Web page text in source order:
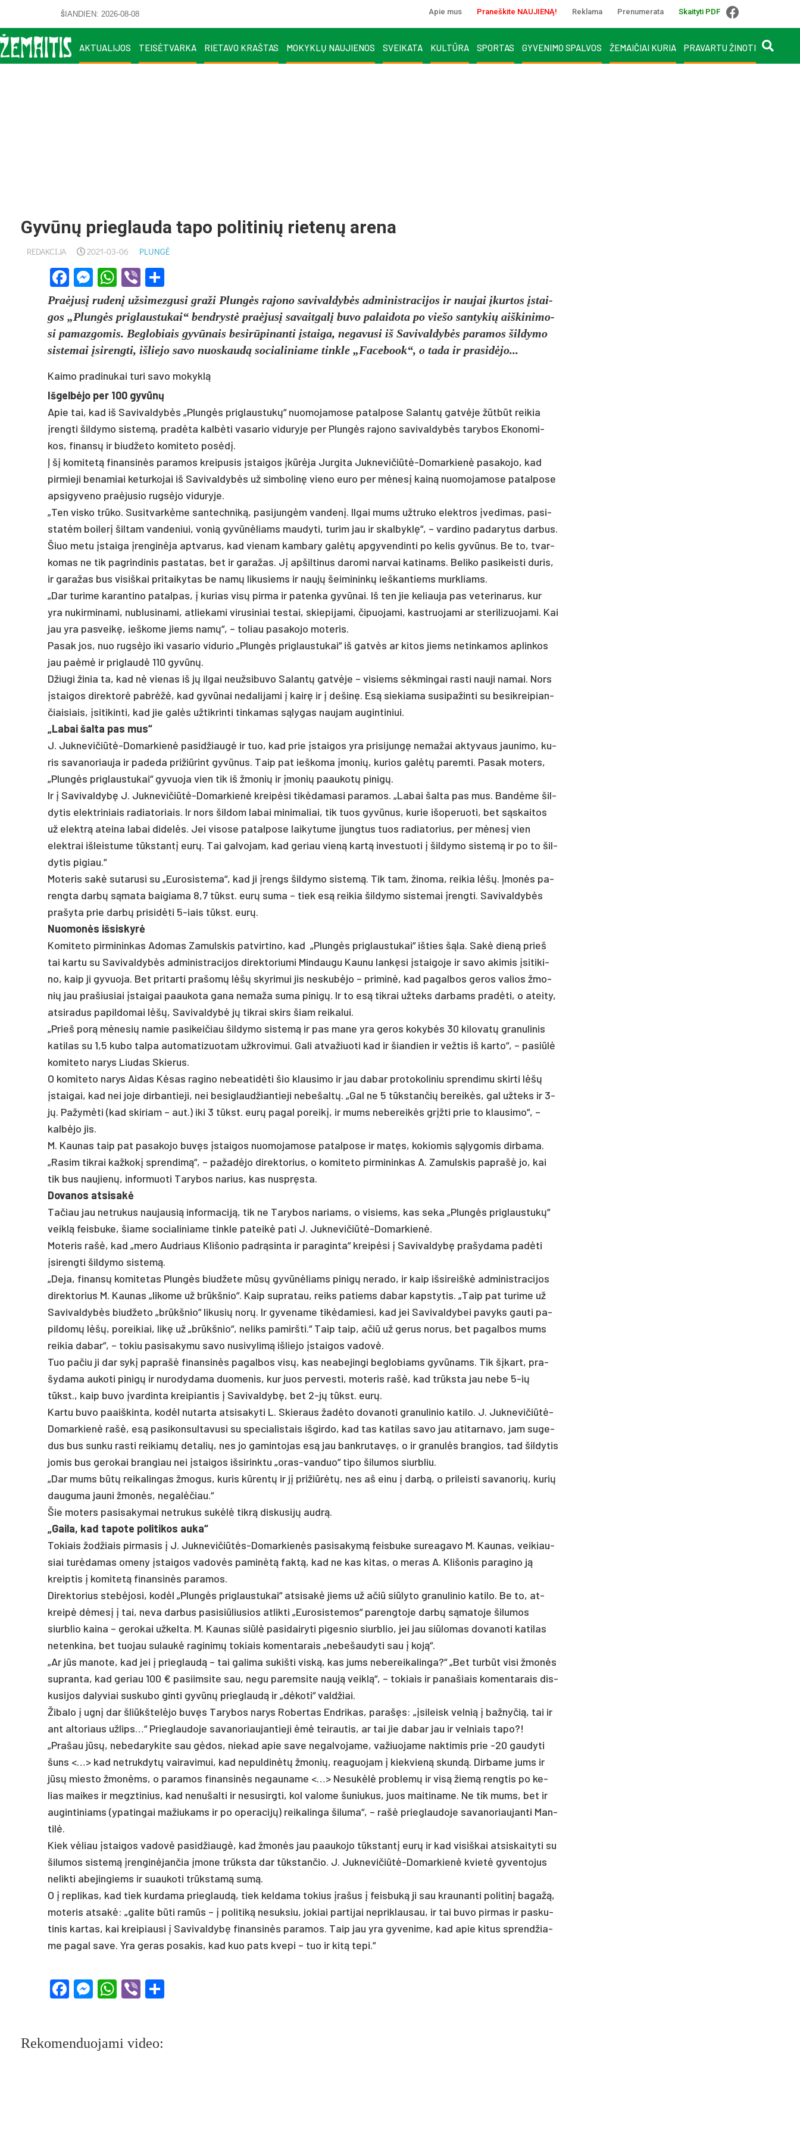
ŠIANDIEN: 2026-08-08 Apie mus Praneškite NAUJIENĄ! Reklama Prenumerata Skaityti PDF
AKTUALIJOS TEISĖTVARKA RIETAVO KRAŠTAS MOKYKLŲ NAUJIENOS SVEIKATA KULTŪRA SPORTAS GYVENIMO SPALVOS ŽEMAIČIAI KURIA PRAVARTU ŽINOTI
Gyvūnų prieglauda tapo politinių rietenų arena
REDAKCIJA 2021-03-06 PLUNGĖ
Facebook
Messenger
WhatsApp
Viber
Praė­jusį ru­denį už­si­mez­gu­si gra­ži Plungės ra­jo­no sa­vi­val­dybės ad­mi­nist­ra­ci­jos ir nau­jai įkur­tos įstai­
gos „Plungės pri­glaus­tu­kai“ bend­rystė pra­ėjusį sa­vait­galį bu­vo pa­lai­do­ta po vie­šo san­ty­kių aiš­ki­ni­mo­
si pa­maz­go­mis. Beg­lo­biais gyvū­nais be­si­rūpi­nan­ti įstai­ga, ne­ga­vu­si iš Sa­vi­val­dybės pa­ra­mos šil­dy­mo
sis­te­mai įsi­reng­ti, iš­lie­jo sa­vo nuo­skaudą so­cia­li­nia­me tink­le „Fa­ce­book“, o ta­da ir pra­si­dėjo...
Kaimo pradinukai turi savo mokyklą
Iš­gelbė­jo per 100 gyvūnų
Apie tai, kad iš Sa­vi­val­dybės „Plungės pri­glaus­tukų“ nuo­mo­ja­mo­se pa­tal­po­se Sa­lantų gatvė­je žūtbūt rei­kia
įreng­ti šil­dy­mo sis­temą, pra­dėta kalbė­ti va­sa­rio vi­du­ry­je per Plungės ra­jo­no sa­vi­val­dybės ta­ry­bos Eko­no­mi­
kos, fi­nansų ir biud­že­to ko­mi­te­to po­sėdį.
Į šį ko­mi­tetą fi­nan­sinės pa­ra­mos krei­pu­sis įstai­gos įkūrėja Jur­gi­ta Juk­ne­vi­čiūtė-Do­mar­kienė pa­sa­ko­jo, kad
pir­mie­ji be­na­miai ke­tur­ko­jai iš Sa­vi­val­dybės už sim­bo­linę vie­no eu­ro per mėnesį kainą nuo­mo­ja­mo­se pa­tal­po­se
ap­si­gy­ve­no pra­ėju­sio rugsė­jo vi­du­ry­je.
„Ten vis­ko trūko. Su­sit­varkė­me san­tech­niką, pa­si­jungėm van­denį. Il­gai mums užt­ru­ko elekt­ros įve­di­mas, pa­si­
statėm boi­lerį šil­tam van­de­niui, vo­nią gyvūnė­liams mau­dy­ti, tu­rim jau ir skal­byklę“, – var­di­no pa­da­ry­tus dar­bus.
Šiuo me­tu įstai­ga įren­ginė­ja ap­tva­rus, kad vie­nam kam­ba­ry galėtų ap­gy­ven­din­ti po ke­lis gyvū­nus. Be to, tvar­
ko­mas ne tik pa­grin­di­nis pa­sta­tas, bet ir ga­ra­žas. Jį ap­šil­ti­nus da­ro­mi nar­vai ka­ti­nams. Be­li­ko pa­si­keis­ti du­ris,
ir ga­ra­žas bus vi­siš­kai pri­tai­ky­tas be namų li­ku­siems ir naujų šei­mi­ninkų ieš­kan­tiems murk­liams.
„Dar tu­ri­me ka­ran­ti­no pa­tal­pas, į ku­rias visų pir­ma ir pa­ten­ka gyvū­nai. Iš ten jie ke­liau­ja pas ve­te­ri­na­rus, kur
yra nu­kir­mi­na­mi, nu­blu­si­na­mi, at­lie­ka­mi vi­ru­si­niai tes­tai, skie­pi­ja­mi, či­puo­ja­mi, kast­ruo­ja­mi ar ste­ri­li­zuo­ja­mi. Kai
jau yra pa­sveikę, ieš­ko­me jiems namų“, – to­liau pa­sa­ko­jo mo­te­ris.
Pa­sak jos, nuo rugsė­jo iki va­sa­rio vi­du­rio „Plungės pri­glaus­tu­kai“ iš gatvės ar ki­tos jiems ne­tin­ka­mos ap­lin­kos
jau pa­ėmė ir pri­glaudė 110 gyvūnų.
Džiu­gi ži­nia ta, kad nė vie­nas iš jų il­gai neuž­si­bu­vo Sa­lantų gatvė­je – vi­siems sėkmin­gai ras­ti nau­ji na­mai. Nors
įstai­gos di­rek­torė pa­brėžė, kad gyvū­nai ne­da­li­ja­mi į kairę ir į de­šinę. Esą sie­kia­ma su­si­pa­žin­ti su be­si­krei­pian­
čiai­siais, įsi­ti­kin­ti, kad jie galės už­tik­rin­ti tin­ka­mas sąly­gas nau­jam au­gin­ti­niui.
„La­bai šal­ta pas mus“
J. Juk­ne­vi­čiūtė-Do­mar­kienė pa­si­džiaugė ir tuo, kad prie įstai­gos yra pri­si­jungę ne­ma­žai ak­ty­vaus jau­ni­mo, ku­
ris sa­va­no­riau­ja ir pa­de­da pri­žiū­rint gyvū­nus. Taip pat ieš­ko­ma įmo­nių, ku­rios galėtų pa­rem­ti. Pa­sak mo­ters,
„Plungės pri­glaus­tu­kai“ gy­vuo­ja vien tik iš žmo­nių ir įmo­nių paau­kotų pi­nigų.
Ir į Sa­vi­val­dybę J. Juk­ne­vi­čiūtė-Do­mar­kienė kreipė­si tikė­da­ma­si pa­ra­mos. „La­bai šal­ta pas mus. Bandė­me šil­
dy­tis elekt­ri­niais ra­dia­to­riais. Ir nors šil­dom la­bai mi­ni­ma­liai, tik tuos gyvū­nus, ku­rie išo­pe­ruo­ti, bet sąskai­tos
už elektrą atei­na la­bai di­delės. Jei vi­so­se pa­tal­po­se lai­ky­tu­me įjung­tus tuos ra­dia­to­rius, per mėnesį vien
elekt­rai iš­leis­tu­me tūkstantį eurų. Tai gal­vo­jam, kad ge­riau vieną kartą in­ves­tuo­ti į šil­dy­mo sis­temą ir po to šil­
dy­tis pi­giau.“
Mo­te­ris sakė su­ta­ru­si su „Eu­ro­sis­te­ma“, kad ji įrengs šil­dy­mo sis­temą. Tik tam, ži­no­ma, rei­kia lėšų. Įmonės pa­
reng­ta darbų sąma­ta bai­gia­ma 8,7 tūkst. eurų su­ma – tiek esą rei­kia šil­dy­mo sis­te­mai įreng­ti. Sa­vi­val­dybės
pra­šy­ta prie darbų pri­si­dėti 5-iais tūkst. eurų.
Nuo­monės iš­sis­kyrė
Ko­mi­te­to pir­mi­nin­kas Ado­mas Za­muls­kis pa­tvir­ti­no, kad „Plungės pri­glaus­tu­kai“ iš­ties šąla. Sakė dieną prie­š
tai kar­tu su Sa­vi­val­dybės ad­mi­nist­ra­ci­jos di­rek­to­riu­mi Min­dau­gu Kau­nu lankę­si įstai­go­je ir sa­vo aki­mis įsi­ti­ki­
no, kaip ji gy­vuo­ja. Bet pri­tar­ti pra­šomų lėšų sky­ri­mui jis ne­skubė­jo – pri­minė, kad pa­gal­bos ge­ros va­lios žmo­
nių jau pra­šiu­siai įstai­gai paau­ko­ta ga­na ne­ma­ža su­ma pi­nigų. Ir to esą tik­rai už­teks dar­bams pra­dėti, o atei­ty,
at­si­ra­dus pa­pil­do­mai lėšų, Sa­vi­val­dybė jų tik­rai skirs šiam rei­ka­lui.
„Prieš po­rą mėne­sių na­mie pa­si­kei­čiau šil­dy­mo sis­temą ir pas ma­ne yra ge­ros ko­kybės 30 ki­lo­vatų gra­nu­li­nis
ka­ti­las su 1,5 ku­bo tal­pa au­to­ma­ti­zuo­tam užk­ro­vi­mui. Ga­li at­va­žiuo­ti kad ir šian­dien ir vež­tis iš kar­to“, – pa­si­ūlė
ko­mi­te­to na­rys Liu­das Skie­rus.
O ko­mi­te­to na­rys Ai­das Kėsas ra­gi­no ne­bea­tidė­ti šio klau­si­mo ir jau da­bar pro­to­ko­li­niu spren­di­mu skir­ti lėšų
įstai­gai, kad nei jo­je dir­ban­tie­ji, nei be­si­glaud­žian­tie­ji ne­be­šaltų. „Gal ne 5 tūkstan­čių be­reikės, gal už­teks ir 3-
jų. Pa­žymė­ti (kad ski­riam – aut.) iki 3 tūkst. eurų pa­gal po­reikį, ir mums ne­be­reikės grįžti prie to klau­si­mo“, –
kalbė­jo jis.
M. Kau­nas taip pat pa­sa­ko­jo buvęs įstai­gos nuo­mo­ja­mo­se pa­tal­po­se ir matęs, ko­kio­mis sąly­go­mis dir­ba­ma.
„Ra­sim tik­rai kaž­kokį spren­dimą“, – pa­žadė­jo di­rek­to­rius, o ko­mi­te­to pir­mi­nin­kas A. Za­muls­kis pa­prašė jo, kai
tik bus nau­jienų, in­for­muo­ti Ta­ry­bos na­rius, kas nu­spręsta.
Do­va­nos at­si­sakė
Ta­čiau jau ne­tru­kus nau­jau­sią in­for­ma­ciją, tik ne Ta­ry­bos na­riams, o vi­siems, kas se­ka „Plungės pri­glaus­tukų“
veiklą feis­bu­ke, šia­me so­cia­li­nia­me tink­le pa­teikė pa­ti J. Juk­ne­vi­čiūtė-Do­mar­kienė.
Mo­te­ris rašė, kad „me­ro Aud­riaus Kli­šo­nio pa­drąsin­ta ir pa­ra­gin­ta“ kreipė­si į Sa­vi­val­dybę pra­šy­da­ma pa­dėti
įsi­reng­ti šil­dy­mo sis­temą.
„De­ja, fi­nansų ko­mi­te­tas Plungės biud­že­te mūsų gyvūnė­liams pi­nigų ne­ra­do, ir kaip iš­si­reiškė ad­mi­nist­ra­ci­jos
di­rek­to­rius M. Kau­nas „li­ko­me už brūkšnio“. Kaip su­pra­tau, reiks pa­tiems da­bar kaps­ty­tis. „Taip pat tu­ri­me už
Sa­vi­val­dybės biud­že­to „brūkšnio“ li­ku­sių norų. Ir gy­ve­na­me tikė­da­mie­si, kad jei Sa­vi­val­dy­bei pa­vyks gau­ti pa­
pil­domų lėšų, po­rei­kiai, likę už „brūkšnio“, ne­liks pa­mirš­ti.“ Taip taip, ačiū už ge­rus no­rus, bet pa­gal­bos mums
rei­kia da­bar“, – to­kiu pa­si­sa­ky­mu sa­vo nu­si­vy­limą iš­lie­jo įstai­gos va­dovė.
Tuo pa­čiu ji dar sykį pa­prašė fi­nan­sinės pa­gal­bos visų, kas nea­be­jin­gi be­glo­biams gyvū­nams. Tik šįkart, pra­
šy­da­ma au­ko­ti pi­nigų ir nu­ro­dy­da­ma duo­me­nis, kur juos per­ves­ti, mo­te­ris rašė, kad trūksta jau ne­be 5-ių
tūkst., kaip bu­vo įvar­din­ta krei­pian­tis į Sa­vi­val­dybę, bet 2-jų tūkst. eurų.
Kar­tu bu­vo paaiš­kin­ta, kodėl nu­tar­ta at­si­sa­ky­ti L. Skie­raus žadė­to do­va­no­ti gra­nu­li­nio ka­ti­lo. J. Juk­ne­vi­čiūtė-
Do­mar­kienė rašė, esą pa­si­kon­sul­ta­vu­si su spe­cia­lis­tais iš­gir­do, kad tas ka­ti­las sa­vo jau ati­tar­na­vo, jam su­ge­
dus bus sun­ku ras­ti rei­kiamų de­ta­lių, nes jo ga­min­to­jas esą jau bank­ru­tavęs, o ir gra­nulės bran­gios, tad šil­dy­tis
jo­mis bus ge­ro­kai bran­giau nei įstai­gos iš­si­rink­tu „oras-van­duo“ ti­po ši­lu­mos siurb­liu.
„Dar mums būtų rei­ka­lin­gas žmo­gus, ku­ris kūrentų ir jį pri­žiūrėtų, nes aš ei­nu į darbą, o pri­leis­ti sa­va­no­rių, ku­rių
dau­gu­ma jau­ni žmonės, ne­galė­čiau.“
Šie mo­ters pa­si­sa­ky­mai ne­tru­kus su­kėlė tikrą dis­ku­sijų audrą.
„Gai­la, kad ta­po­te po­li­ti­kos au­ka“
To­kiais žod­žiais pir­ma­sis į J. Juk­ne­vi­čiūtės-Do­mar­kienės pa­si­sa­kymą feis­bu­ke su­rea­ga­vo M. Kau­nas, vei­kiau­
siai turė­da­mas ome­ny įstai­gos va­dovės pa­minėtą faktą, kad ne kas ki­tas, o me­ras A. Kli­šo­nis pa­ra­gi­no ją
kreip­tis į ko­mi­tetą fi­nan­sinės pa­ra­mos.
Di­rek­to­rius stebė­jo­si, kodėl „Plungės pri­glaus­tu­kai“ at­si­sakė jiems už ačiū siū­ly­to gra­nu­li­nio ka­ti­lo. Be to, at­
kreipė dėmesį į tai, ne­va dar­bus pa­si­siū­liu­sios at­lik­ti „Eu­ro­sis­te­mos“ pa­reng­to­je darbų sąma­to­je ši­lu­mos
siurb­lio kai­na – ge­ro­kai už­kel­ta. M. Kau­nas siūlė pa­si­dai­ry­ti pi­ges­nio siurb­lio, jei jau siū­lo­mas do­va­no­ti ka­ti­las
ne­ten­ki­na, bet tuo­jau su­laukė ra­gi­nimų to­kiais ko­men­ta­rais „ne­be­šau­dy­ti sau į koją“.
„Ar jūs ma­no­te, kad jei į prie­glaudą – tai ga­li­ma su­kiš­ti viską, kas jums ne­be­rei­ka­lin­ga?“ „Bet turbūt vi­si žmonės
su­pran­ta, kad ge­riau 100 € pa­siim­si­te sau, ne­gu pa­rem­si­te naują veiklą“, – to­kiais ir pa­na­šiais ko­men­ta­rais dis­
ku­si­jos da­ly­viai su­sku­bo gin­ti gyvūnų prie­glaudą ir „dėko­ti“ vald­žiai.
Ži­ba­lo į ugnį dar šliūkš­telė­jo buvęs Ta­ry­bos na­rys Ro­ber­tas End­ri­kas, pa­rašęs: „įsi­leisk vel­nią į baž­ny­čią, tai ir
ant al­to­riaus už­lips…“ Prieg­lau­do­je sa­va­no­riau­jan­tie­ji ėmė tei­rau­tis, ar tai jie da­bar jau ir vel­niais ta­po?!
„Pra­šau jūsų, ne­be­da­ry­ki­te sau gėdos, nie­kad apie sa­ve ne­gal­vo­ja­me, va­žiuo­ja­me nak­ti­mis prie -20 gau­dy­ti
šuns <…> kad ne­truk­dytų vai­ra­vi­mui, kad ne­pul­dinėtų žmo­nių, rea­guo­jam į kiek­vieną skundą. Dir­ba­me jums ir
jūsų mies­to žmonėms, o pa­ra­mos fi­nan­sinės ne­gau­na­me <…> Ne­sukėlė pro­blemų ir visą žiemą reng­tis po ke­
lias mai­kes ir megz­ti­nius, kad ne­nu­šal­ti ir ne­su­sirg­ti, kol va­lo­me šu­niu­kus, juos mai­ti­na­me. Ne tik mums, bet ir
au­gin­ti­niams (ypa­tin­gai ma­žiu­kams ir po ope­ra­cijų) rei­ka­lin­ga ši­lu­ma“, – rašė prie­glau­do­je sa­va­no­riau­jan­ti Man­
tilė.
Kiek vėliau įstai­gos va­dovė pa­si­džiaugė, kad žmonės jau paau­ko­jo tūkstantį eurų ir kad vi­siš­kai at­si­skai­ty­ti su
ši­lu­mos sis­temą įren­ginė­jan­čia įmo­ne trūksta dar tūkstan­čio. J. Juk­ne­vi­čiūtė-Do­mar­kienė kvietė gy­ven­to­jus
ne­lik­ti abe­jin­giems ir suau­ko­ti trūkstamą sumą.
O į rep­li­kas, kad tiek kur­da­ma prie­glaudą, tiek kel­da­ma to­kius įra­šus į feis­buką ji sau krau­nan­ti po­li­tinį ba­gažą,
mo­te­ris at­sakė: „ga­li­te būti ramūs – į po­li­tiką ne­suk­siu, jo­kiai par­ti­jai ne­prik­lau­sau, ir tai bu­vo pir­mas ir pa­sku­
ti­nis kar­tas, kai krei­piau­si į Sa­vi­val­dybę fi­nan­sinės pa­ra­mos. Taip jau yra gy­ve­ni­me, kad apie ki­tus sprend­žia­
me pa­gal sa­ve. Yra ge­ras po­sa­kis, kad kuo pa­ts kve­pi – tuo ir kitą te­pi.“
Facebook
Messenger
WhatsApp
Viber
Rekomenduojami video: